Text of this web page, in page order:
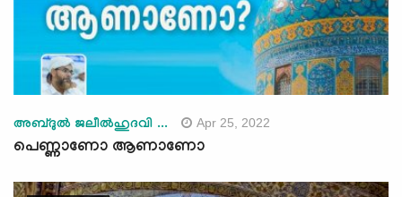
അബ്ദുല്‍ ജലീല്‍ഹുദവി ... Apr 25, 2022
പെണ്ണാണോ ആണാണോ